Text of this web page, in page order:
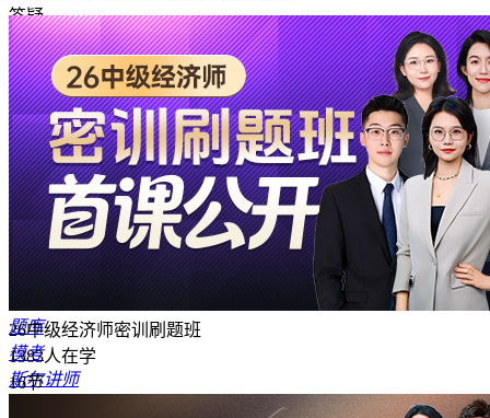
答疑
答疑广场发起答疑我的答疑AI老师
实训
实训平台
斯研院
关于我们
首页
报考指南
题库
模考
斯尔讲师
26中级经济师密训刷题班
1383人在学
16节